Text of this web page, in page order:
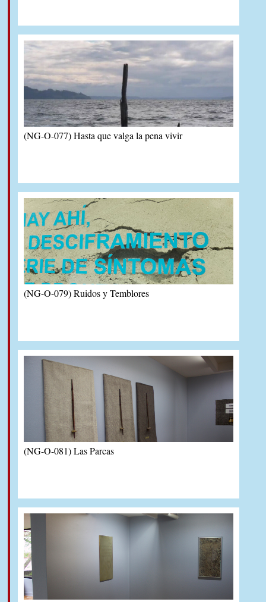
(NG-O-077) Hasta que valga la pena vivir
(NG-O-079) Ruidos y Temblores
(NG-O-081) Las Parcas